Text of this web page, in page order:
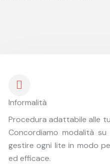
Informalità
Procedura adattabile alle
Concordiamo modalità su
gestire ogni lite in modo
ed efficace.